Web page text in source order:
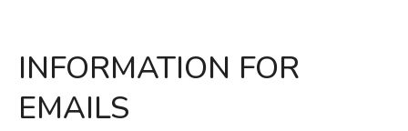
INFORMATION FOR
EMAILS